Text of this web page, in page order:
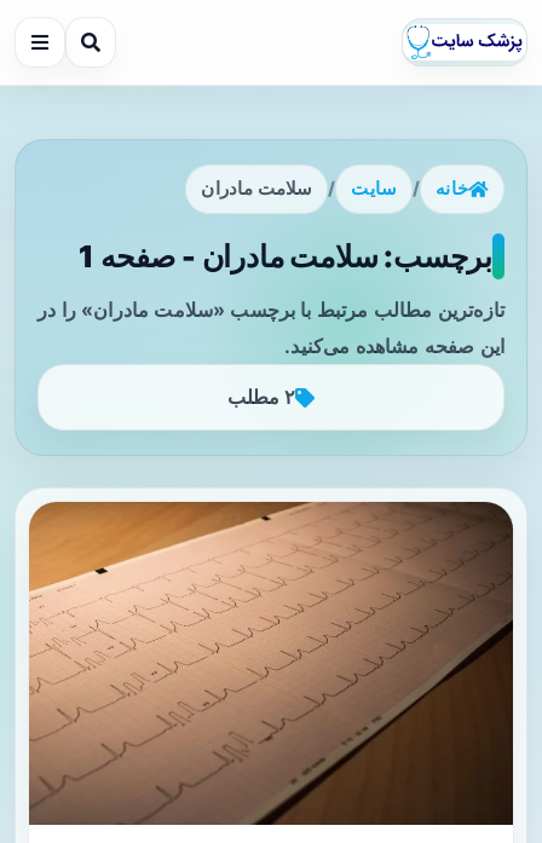
خانه / سایت / سلامت مادران
برچسب: سلامت مادران - صفحه 1
تازه‌ترین مطالب مرتبط با برچسب «سلامت مادران» را در
این صفحه مشاهده می‌کنید.
۲ مطلب